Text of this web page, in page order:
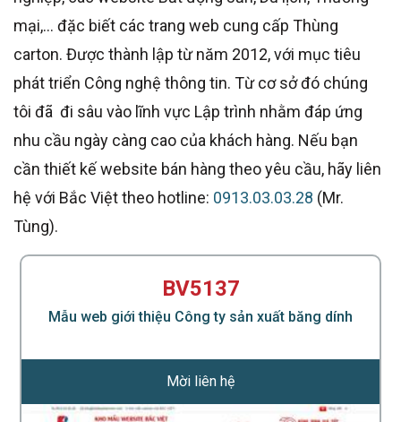
mại,... đặc biết các trang web cung cấp Thùng
carton. Được thành lập từ năm 2012, với mục tiêu
phát triển Công nghệ thông tin. Từ cơ sở đó chúng
tôi đã đi sâu vào lĩnh vực Lập trình nhằm đáp ứng
nhu cầu ngày càng cao của khách hàng. Nếu bạn
cần thiết kế website bán hàng theo yêu cầu, hãy liên
hệ với Bắc Việt theo hotline: 0913.03.03.28 (Mr.
Tùng).
BV5137
Mẫu web giới thiệu Công ty sản xuất băng dính
Mời liên hệ